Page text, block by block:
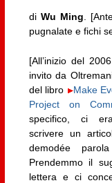
di Wu Ming .
pugnalate e fichi
[All’inizio del
invito da
del libro
Make
Project on
specifico, ci
scrivere un
demodée parola
Prendemmo il
lettera e ci